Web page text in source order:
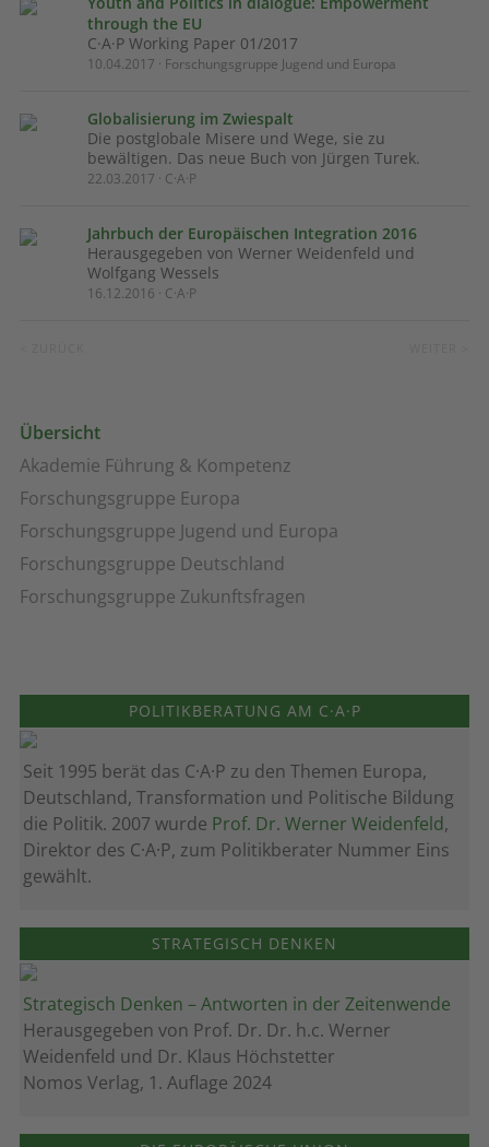
Übersicht
Akademie Führung & Kompetenz
Forschungsgruppe Europa
Forschungsgruppe Jugend und Europa
Forschungsgruppe Deutschland
Forschungsgruppe Zukunftsfragen
through the EU
C·A·P Working Paper 01/2017
10.04.2017 · Forschungsgruppe Jugend und Europa
Globalisierung im Zwiespalt
Die postglobale Misere und Wege, sie zu
bewältigen. Das neue Buch von Jürgen Turek.
22.03.2017 · C·A·P
Jahrbuch der Europäischen Integration 2016
Herausgegeben von Werner Weidenfeld und
Wolfgang Wessels
16.12.2016 · C·A·P
POLITIKBERATUNG AM C·A·P
Seit 1995 berät das C·A·P zu den Themen Europa,
Deutschland, Transformation und Politische Bildung
die Politik. 2007 wurde Prof. Dr. Werner Weidenfeld,
Direktor des C·A·P, zum Politik­berater Nummer Eins
gewählt.
STRATEGISCH DENKEN
Strategisch Denken – Antworten in der Zeitenwende
Herausgegeben von Prof. Dr. Dr. h.c. Werner
Weidenfeld und Dr. Klaus Höchstetter
Nomos Verlag, 1. Auflage 2024